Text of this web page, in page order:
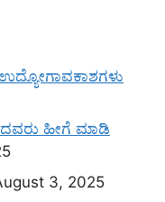
ಉದ್ಯೋಗಾವಕಾಶಗಳು
ಹೀಗೆ ಮಾಡಿ
3, 2025